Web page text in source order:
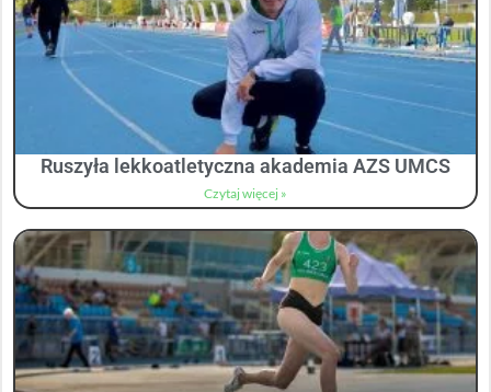
Ruszyła lekkoatletyczna akademia AZS UMCS
Czytaj więcej »